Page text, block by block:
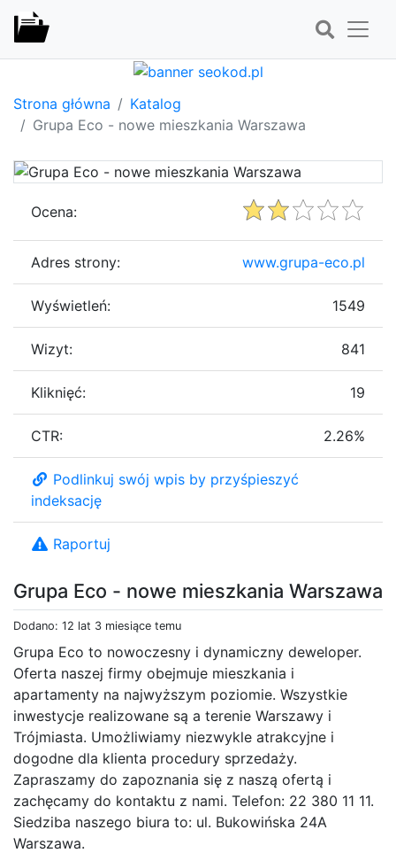
Strona główna
Katalog
Grupa Eco - nowe mieszkania Warszawa
Grupa Eco - nowe mieszkania Warszawa
Dodano: 12 lat 3 miesiące temu
Grupa Eco to nowoczesny i dynamiczny deweloper.
Oferta naszej firmy obejmuje mieszkania i
apartamenty na najwyższym poziomie. Wszystkie
inwestycje realizowane są a terenie Warszawy i
Trójmiasta. Umożliwiamy niezwykle atrakcyjne i
dogodne dla klienta procedury sprzedaży.
Zapraszamy do zapoznania się z naszą ofertą i
zachęcamy do kontaktu z nami. Telefon: 22 380 11 11.
Siedziba naszego biura to: ul. Bukowińska 24A
Warszawa.
Ocena:
Adres strony: www.grupa-eco.pl
Wyświetleń: 1549
Wizyt: 841
Kliknięć: 19
CTR: 2.26%
Podlinkuj swój wpis by przyśpieszyć
indeksację
Raportuj